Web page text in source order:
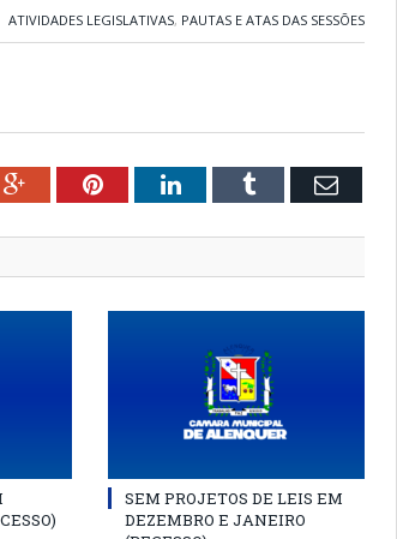
ATIVIDADES LEGISLATIVAS, PAUTAS E ATAS DAS SESSÕES
Google+PinterestLinkedInTumblr Email
SEM PROJETOS DE LEIS EM
DEZEMBRO E JANEIRO